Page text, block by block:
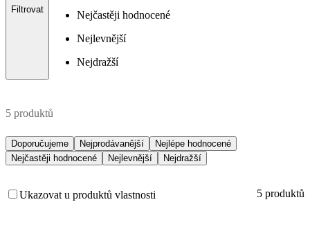
Filtrovat
Nejčastěji hodnocené
Nejlevnější
Nejdražší
5 produktů
Doporučujeme Nejprodávanější
Nejlépe hodnocené
Nejčastěji hodnocené
Nejlevnější Nejdražší
Ukazovat u produktů vlastnosti 5 produktů